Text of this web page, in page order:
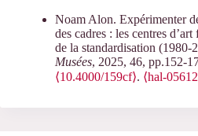
Noam Alon. Expérimenter
des cadres : les centres
de la standardisation (1980-
Musées, 2025, 46, pp.152-
⟨10.4000/159cf⟩. ⟨hal-